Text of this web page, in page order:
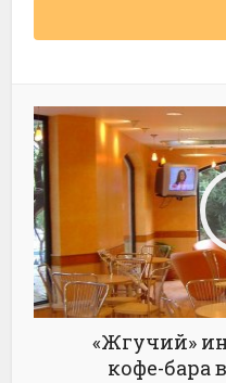
«Жгучий»
кофе-бара